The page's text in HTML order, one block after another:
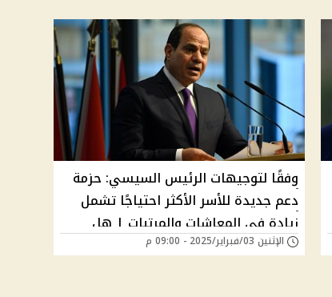
وفقًا لتوجيهات الرئيس السيسي: حزمة
دعم جديدة للأسر الأكثر احتياجًا تشمل
زيادة في المعاشات والمرتبات | هل
سيتم تنفيذها قبل أم بعد رمضان؟
الإثنين 03/فبراير/2025 - 09:00 م